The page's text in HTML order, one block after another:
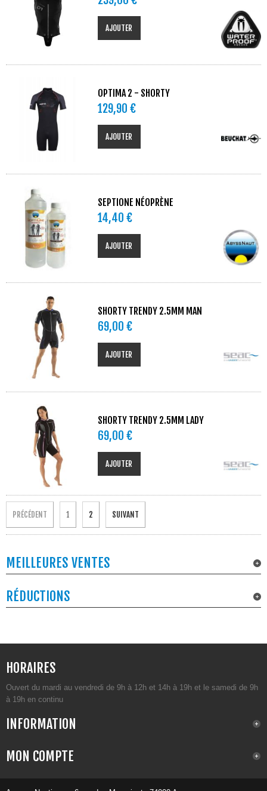
AJOUTER
OPTIMA 2 - SHORTY
129,90 €
AJOUTER
SEPTIONE NÉOPRÈNE
14,40 €
AJOUTER
SHORTY TRENDY 2.5MM MAN
69,00 €
AJOUTER
SHORTY TRENDY 2.5MM LADY
69,00 €
AJOUTER
PRÉCÉDENT 1 2 SUIVANT
MEILLEURES VENTES
RÉDUCTIONS
HORAIRES
Ouvert du mardi au vendredi de 9h à 12h et 14h à 19h et le samedi de 9h
à 19h en continu
INFORMATION
MON COMPTE